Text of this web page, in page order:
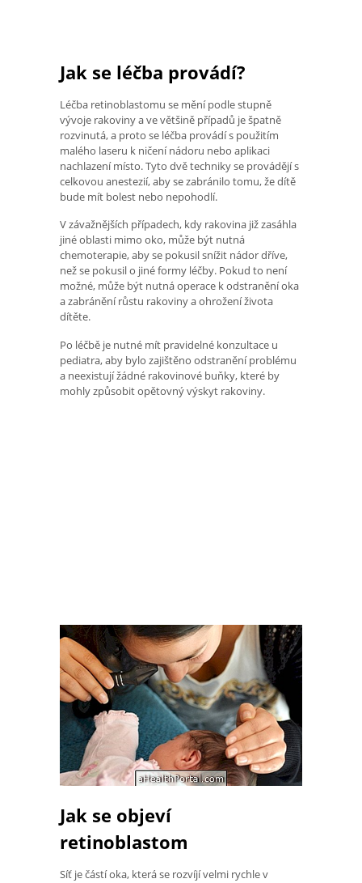
Jak se léčba provádí?
Léčba retinoblastomu se mění podle stupně
vývoje rakoviny a ve většině případů je špatně
rozvinutá, a proto se léčba provádí s použitím
malého laseru k ničení nádoru nebo aplikaci
nachlazení místo. Tyto dvě techniky se provádějí s
celkovou anestezií, aby se zabránilo tomu, že dítě
bude mít bolest nebo nepohodlí.
V závažnějších případech, kdy rakovina již zasáhla
jiné oblasti mimo oko, může být nutná
chemoterapie, aby se pokusil snížit nádor dříve,
než se pokusil o jiné formy léčby. Pokud to není
možné, může být nutná operace k odstranění oka
a zabránění růstu rakoviny a ohrožení života
dítěte.
Po léčbě je nutné mít pravidelné konzultace u
pediatra, aby bylo zajištěno odstranění problému
a neexistují žádné rakovinové buňky, které by
mohly způsobit opětovný výskyt rakoviny.
Jak se objeví
retinoblastom
Síť je částí oka, která se rozvíjí velmi rychle v